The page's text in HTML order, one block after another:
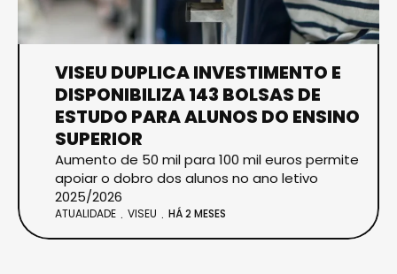
VISEU DUPLICA INVESTIMENTO E
DISPONIBILIZA 143 BOLSAS DE
ESTUDO PARA ALUNOS DO ENSINO
SUPERIOR
Aumento de 50 mil para 100 mil euros permite
apoiar o dobro dos alunos no ano letivo
2025/2026
ATUALIDADE VISEU HÁ 2 MESES